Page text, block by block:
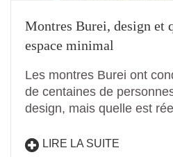
Montres Burei, design et
espace minimal
Les montres Burei ont
de centaines de
design, mais quelle est
LIRE LA SUITE